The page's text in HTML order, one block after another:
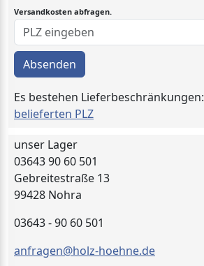
Versandkosten abfragen.
Absenden
Es bestehen Lieferbeschränkungen:
belieferten PLZ
unser Lager
03643 90 60 501
Gebreitestraße 13
99428 Nohra
03643 - 90 60 501
anfragen@holz-hoehne.de